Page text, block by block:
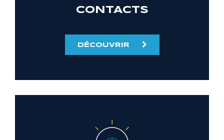
CONTACTS
DÉCOUVRIR